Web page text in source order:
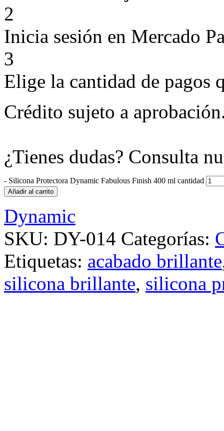
2
Inicia sesión en Mercado
3
Elige la cantidad de pagos
Crédito sujeto a
¿Tienes dudas? Consulta
- Silicona Protectora Dynamic Fabulous Finish 400 ml cantidad
Añadir al carrito
Dynamic
SKU: DY-014 Categorías:
Etiquetas: acabado brillante
silicona brillante, silicona